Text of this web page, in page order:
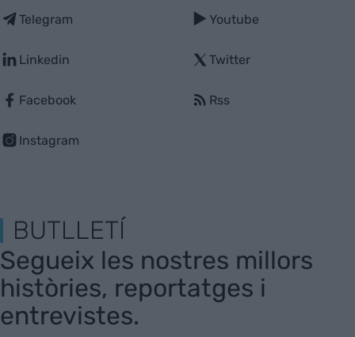
Telegram
Linkedin
Facebook
Instagram
Youtube
Twitter
Rss
BUTLLETÍ
Segueix les nostres millors
històries, reportatges i
entrevistes.